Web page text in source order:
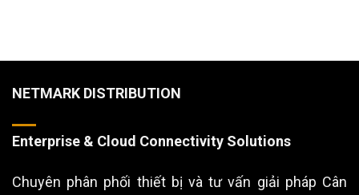
NETMARK DISTRIBUTION
Enterprise & Cloud Connectivity Solutions
Chuyên phân phối thiết bị và tư vấn giải pháp Cân